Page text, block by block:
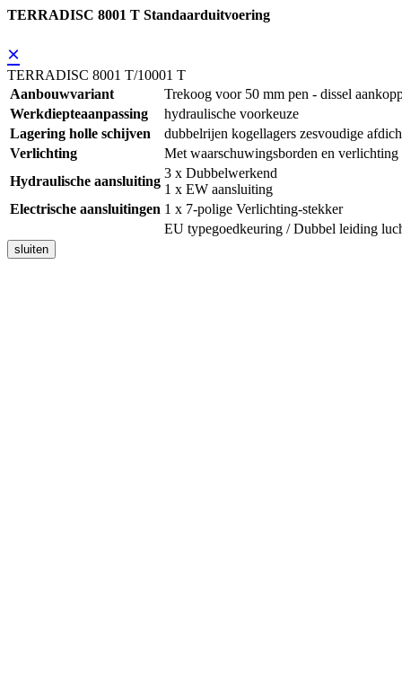
TERRADISC 8001 T Standaarduitvoering
×
TERRADISC 8001 T/10001 T
Aanbouwvariant
Trekoog voor 50 mm pen - dissel
Werkdiepteaanpassing
hydraulische voorkeuze
Lagering holle schijven
dubbelrijen kogellagers zesvoudige
Verlichting
Met waarschuwingsborden en verlichting
Hydraulische aansluiting
3 x Dubbelwerkend
1 x EW aansluiting
Electrische aansluitingen 1 x 7-polige Verlichting-stekker
EU typegoedkeuring / Dubbel leiding
sluiten